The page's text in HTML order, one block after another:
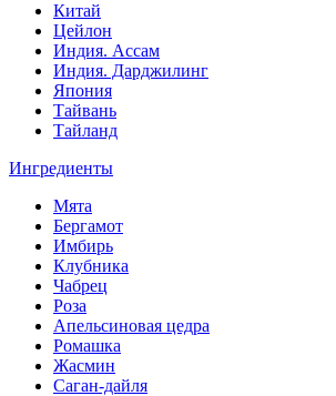
Китай
Цейлон
Индия. Ассам
Индия. Дарджилинг
Япония
Тайвань
Тайланд
Ингредиенты
Мята
Бергамот
Имбирь
Клубника
Чабрец
Роза
Апельсиновая цедра
Ромашка
Жасмин
Саган-дайля